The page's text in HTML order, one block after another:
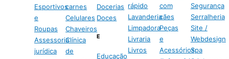
Esportivos
e
Roupas
Assessoria
jurídica
carnes
Celulares
Chaveiros
Clínica
de
Docerias
Doces
E
Educação
rápido
Lavanderia
Limpadora
Livraria
Livros
com
cães
Peças
e
Acessórios
Segurança
Serralheria
Site /
Webdesign
Spa